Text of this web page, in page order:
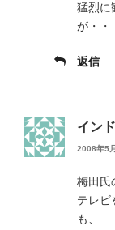
猛烈に
が・・
返信
イン
2008年5
梅田氏
テレビ
も、